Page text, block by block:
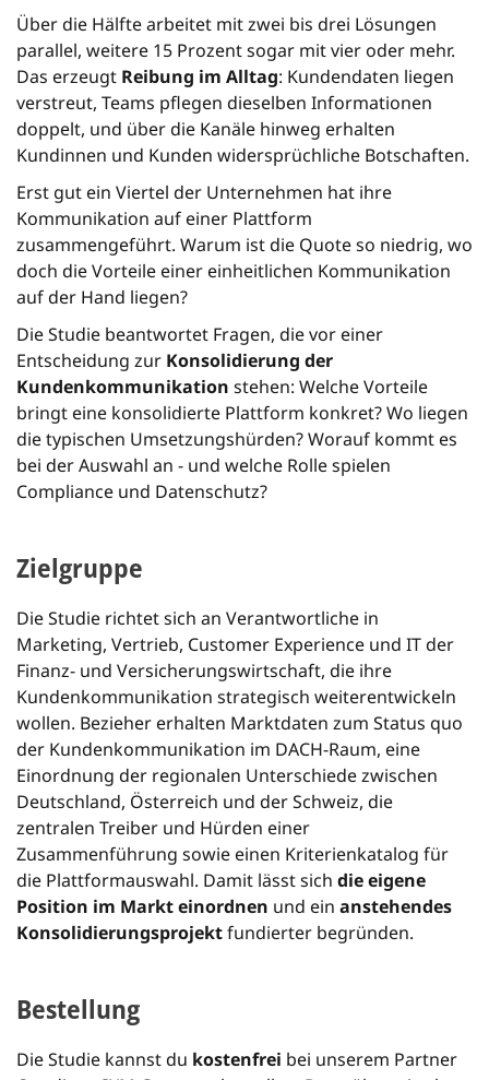
Über die Hälfte arbeitet mit zwei bis drei Lösungen
parallel, weitere 15 Prozent sogar mit vier oder mehr.
Das erzeugt Reibung im Alltag: Kundendaten liegen
verstreut, Teams pflegen dieselben Informationen
doppelt, und über die Kanäle hinweg erhalten
Kundinnen und Kunden widersprüchliche Botschaften.
Erst gut ein Viertel der Unternehmen hat ihre
Kommunikation auf einer Plattform
zusammengeführt. Warum ist die Quote so niedrig, wo
doch die Vorteile einer einheitlichen Kommunikation
auf der Hand liegen?
Die Studie beantwortet Fragen, die vor einer
Entscheidung zur Konsolidierung der
Kundenkommunikation stehen: Welche Vorteile
bringt eine konsolidierte Plattform konkret? Wo liegen
die typischen Umsetzungshürden? Worauf kommt es
bei der Auswahl an - und welche Rolle spielen
Compliance und Datenschutz?
Zielgruppe
Die Studie richtet sich an Verantwortliche in
Marketing, Vertrieb, Customer Experience und IT der
Finanz- und Versicherungswirtschaft, die ihre
Kundenkommunikation strategisch weiterentwickeln
wollen. Bezieher erhalten Marktdaten zum Status quo
der Kundenkommunikation im DACH-Raum, eine
Einordnung der regionalen Unterschiede zwischen
Deutschland, Österreich und der Schweiz, die
zentralen Treiber und Hürden einer
Zusammenführung sowie einen Kriterienkatalog für
die Plattformauswahl. Damit lässt sich die eigene
Position im Markt einordnen und ein anstehendes
Konsolidierungsprojektfundierter begründen.
Bestellung
Die Studie kannst du kostenfrei bei unserem Partner